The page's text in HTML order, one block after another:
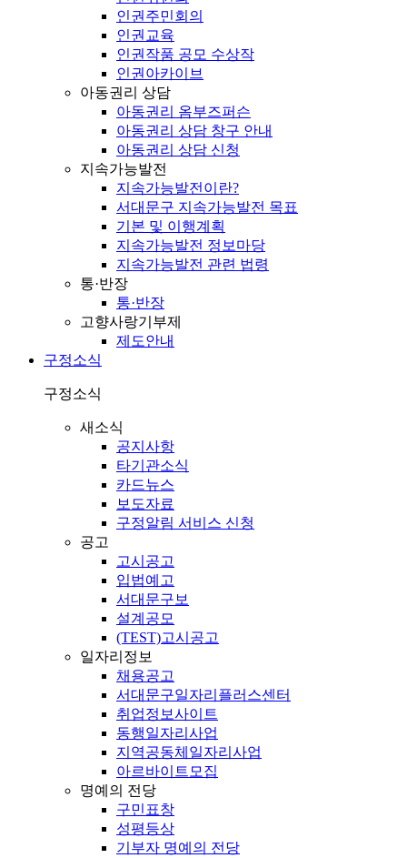
인권주민회의
인권교육
인권작품 공모 수상작
인권아카이브
아동권리 상담
아동권리 옴부즈퍼슨
아동권리 상담 창구 안내
아동권리 상담 신청
지속가능발전
지속가능발전이란?
서대문구 지속가능발전 목표
기본 및 이행계획
지속가능발전 정보마당
지속가능발전 관련 법령
통·반장
통·반장
고향사랑기부제
제도안내
구정소식
구정소식
새소식
공지사항
타기관소식
카드뉴스
보도자료
구정알림 서비스 신청
공고
고시공고
입법예고
서대문구보
설계공모
(TEST)고시공고
일자리정보
채용공고
서대문구일자리플러스센터
취업정보사이트
동행일자리사업
지역공동체일자리사업
아르바이트모집
명예의 전당
구민표창
성평등상
기부자 명예의 전당